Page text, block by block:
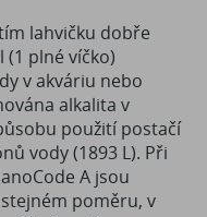
lahvičku dobře
plné víčko)
v akváriu nebo
alkalita v
použití postačí
vody (1893 L). Při
A jsou
poměru, v